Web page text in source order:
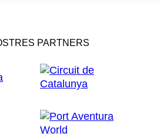
PARTNERS